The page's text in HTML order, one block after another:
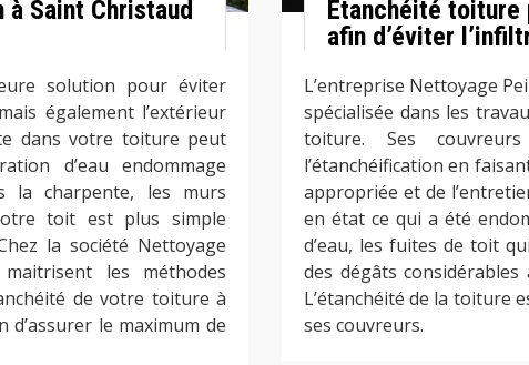
Saint Christaud
solution pour éviter
également l’extérieur
dans votre toiture peut
d’eau endommage
la charpente, les murs
toit est plus simple
la société Nettoyage
les méthodes
de votre toiture à
d’assurer le maximum de
Étanchéité toiture
afin d’éviter
L’entreprise Nettoyage
spécialisée dans les
toiture. Ses
l’étanchéification en
appropriée et de
en état ce qui a été
d’eau, les fuites de toit
des dégâts
L’étanchéité de la toiture
ses couvreurs.